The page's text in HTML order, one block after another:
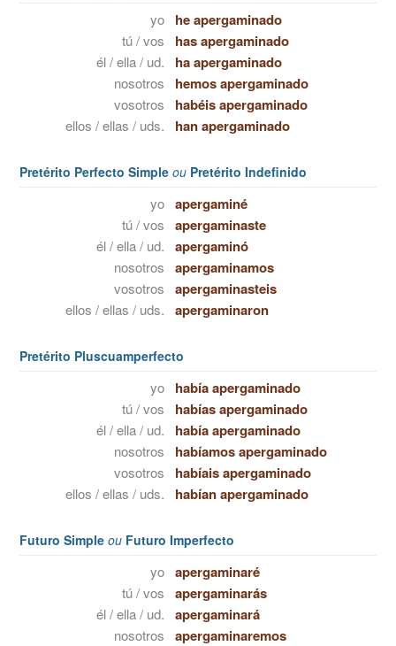
yo he apergaminado
tú / vos has apergaminado
él / ella / ud. ha apergaminado
nosotros hemos apergaminado
vosotros habéis apergaminado
ellos / ellas / uds. han apergaminado
Pretérito Perfecto Simple ou Pretérito Indefinido
yo apergaminé
tú / vos apergaminaste
él / ella / ud. apergaminó
nosotros apergaminamos
vosotros apergaminasteis
ellos / ellas / uds. apergaminaron
Pretérito Pluscuamperfecto
yo había apergaminado
tú / vos habías apergaminado
él / ella / ud. había apergaminado
nosotros habíamos apergaminado
vosotros habíais apergaminado
ellos / ellas / uds. habían apergaminado
Futuro Simple ou Futuro Imperfecto
yo apergaminaré
tú / vos apergaminarás
él / ella / ud. apergaminará
nosotros apergaminaremos